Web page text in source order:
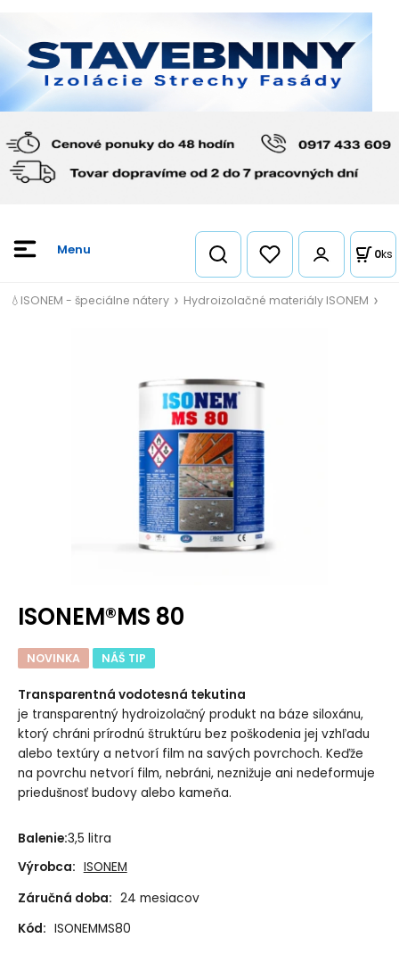
0ks
💧ISONEM - špeciálne nátery Hydroizolačné materiály ISONEM
ISONEM®MS 80
NOVINKA NÁŠ TIP
Transparentná vodotesná tekutina
je transparentný hydroizolačný produkt na báze siloxánu,
ktorý chráni prírodnú štruktúru bez poškodenia jej vzhľadu
alebo textúry a netvorí film na savých povrchoch. Keďže
na povrchu netvorí film, nebráni, neznižuje ani nedeformuje
priedušnosť budovy alebo kameňa.
Balenie:3,5 litra
Výrobca: ISONEM
Záručná doba: 24 mesiacov
Kód: ISONEMMS80